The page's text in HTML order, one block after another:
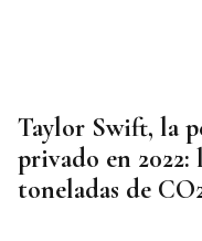
Taylor Swift, la
privado en 2022:
toneladas de